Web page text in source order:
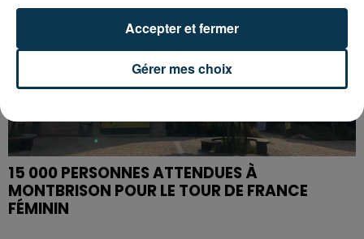
15 000 PERSONNES ATTENDUES À
MONTBRISON POUR LE TOUR DE FRANCE
FÉMININ
Gérer mes choix
Accepter et fermer